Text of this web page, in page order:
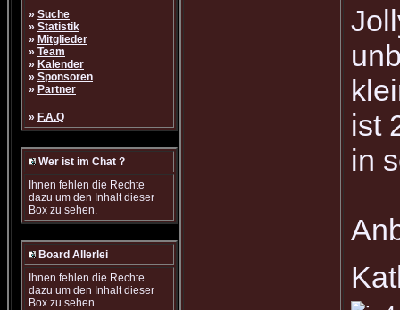
» Suche
» Statistik
» Mitglieder
» Team
» Kalender
» Sponsoren
» Partner
» F.A.Q
Wer ist im Chat ?
Ihnen fehlen die Rechte
dazu um den Inhalt dieser
Box zu sehen.
Board Allerlei
Ihnen fehlen die Rechte
dazu um den Inhalt dieser
Box zu sehen.
ist
in